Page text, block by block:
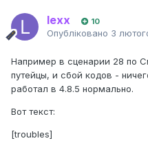
lexx 10
Опубліковано 3
Например в сценарии 28 по
путейцы, и сбой кодов -
работал в 4.8.5 нормально.
Вот текст:
[troubles]